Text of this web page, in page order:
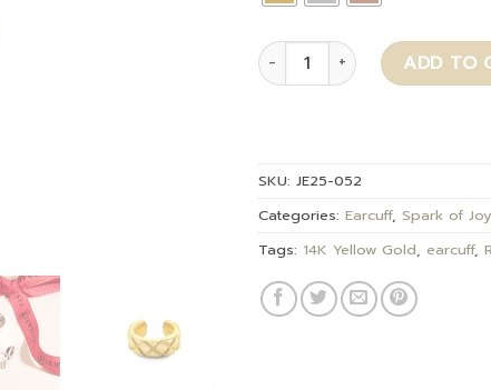
Varsa quantity ADD TO
SKU: JE25-052
Categories: Earcuff, Spark of Joy
Tags: 14K Yellow Gold, earcuff,